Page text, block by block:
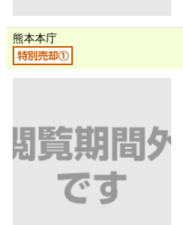
熊本本庁